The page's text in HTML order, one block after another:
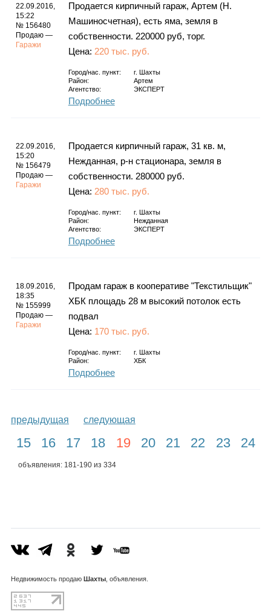
22.09.2016,
15:22
№ 156480
Продаю —
Гаражи
Продается кирпичный гараж, Артем (Н.
Машиносчетная), есть яма, земля в
собственности. 220000 руб, торг.
Цена: 220 тыс. руб.
Город/нас. пункт: г.
Шахты
Район:
Артем
Агентство:
ЭКСПЕРТ
Подробнее
22.09.2016,
15:20
№ 156479
Продаю —
Гаражи
Продается кирпичный гараж, 31 кв. м,
Нежданная, р-н стационара, земля в
собственности. 280000 руб.
Цена: 280 тыс. руб.
Город/нас. пункт: г.
Шахты
Район:
Нежданная
Агентство:
ЭКСПЕРТ
Подробнее
18.09.2016,
18:35
№ 155999
Продаю —
Гаражи
Продам гараж в кооперативе "Текстильщик"
ХБК площадь 28 м высокий потолок есть
подвал
Цена: 170 тыс. руб.
Город/нас. пункт: г.
Шахты
Район:
ХБК
Подробнее
предыдущая следующая
15 16 17 18 19 20 21 22 23 24
объявления: 181-190 из 334
Недвижимость продаю Шахты, объявления.